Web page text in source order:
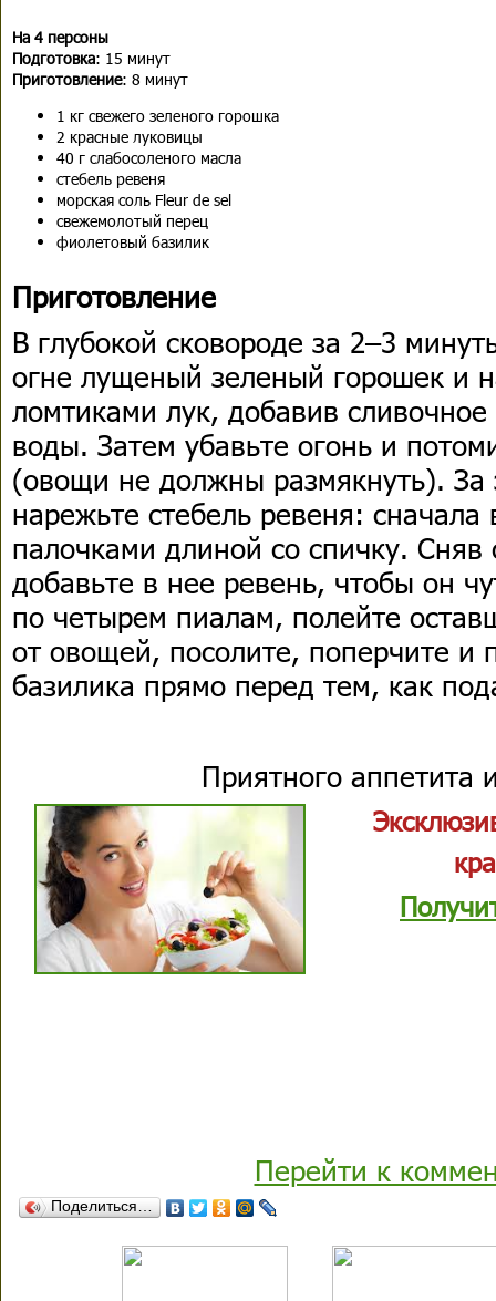
На 4 персоны
Подготовка: 15 минут
Приготовление: 8 минут
1 кг свежего зеленого горошка
2 красные луковицы
40 г слабосоленого масла
стебель ревеня
морская соль Fleur de sel
свежемолотый перец
фиолетовый базилик
Приготовление
В глубокой сковороде за 2–3
огне лущеный зеленый горошек и
ломтиками лук, добавив
воды. Затем убавьте огонь и
(овощи не должны размякнуть). За
нарежьте стебель ревеня: сначала
палочками длиной со спичку. Сняв
добавьте в нее ревень, чтобы он
по четырем пиалам, полейте
от овощей, посолите, поперчите и
базилика прямо перед тем, как
Приятного аппетита
Перейти к
Поделиться…